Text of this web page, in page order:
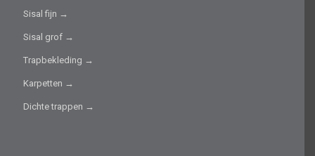
Sisal fijn →
Sisal grof →
Trapbekleding →
Karpetten →
Dichte trappen →